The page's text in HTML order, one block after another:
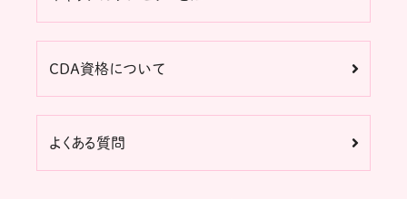
CDA資格について
よくある質問